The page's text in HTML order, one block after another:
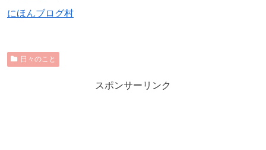
にほんブログ村
日々のこと
スポンサーリンク